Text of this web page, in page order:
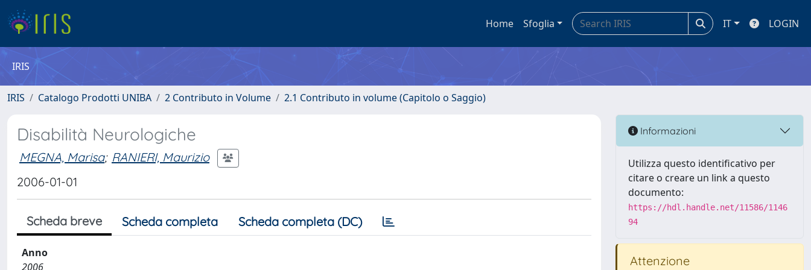
Home Sfoglia IT LOGIN
IRIS
IRIS Catalogo Prodotti UNIBA 2 Contributo in Volume 2.1 Contributo in volume (Capitolo o Saggio)
Disabilità Neurologiche
MEGNA, Marisa; RANIERI, Maurizio
2006-01-01
Scheda breve Scheda completa Scheda completa (DC)
Anno
2006
Informazioni
Utilizza questo identificativo per
citare o creare un link a questo
documento:
https://hdl.handle.net/11586/1146
94
Attenzione